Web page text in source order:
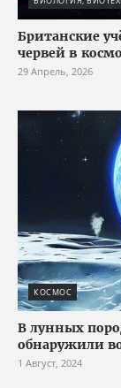
Британские
червей в
29 Апрель, 2026
КОСМОС
В лунных
обнаружили
1 Август, 2024